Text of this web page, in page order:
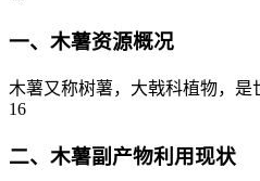
一、木薯资源概况
木薯又称树薯，大戟科植物，
16
二、木薯副产物利用现状